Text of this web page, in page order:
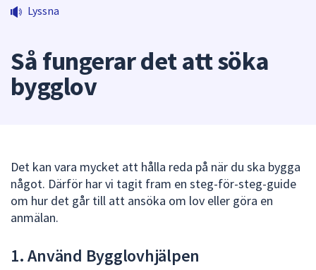
i
under
fältet.
Använd
piltangenterna
Lyssna
Så fungerar det att söka
bygglov
Det kan vara mycket att hålla reda på när du ska bygga
något. Därför har vi tagit fram en steg-för-steg-guide
om hur det går till att ansöka om lov eller göra en
anmälan.
1. Använd Bygglovhjälpen